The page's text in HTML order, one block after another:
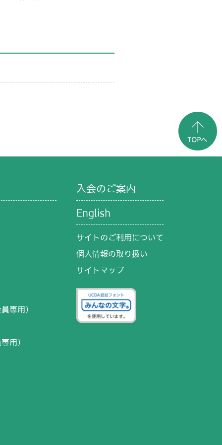
専用）
用）
入会のご案内
English
サイトのご利用について
個人情報の取り扱い
サイトマップ